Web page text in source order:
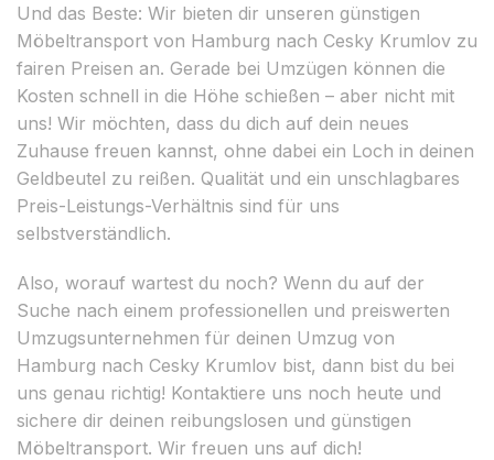
Und das Beste: Wir bieten dir unseren günstigen
Möbeltransport von Hamburg nach Cesky Krumlov zu
fairen Preisen an. Gerade bei Umzügen können die
Kosten schnell in die Höhe schießen – aber nicht mit
uns! Wir möchten, dass du dich auf dein neues
Zuhause freuen kannst, ohne dabei ein Loch in deinen
Geldbeutel zu reißen. Qualität und ein unschlagbares
Preis-Leistungs-Verhältnis sind für uns
selbstverständlich.
Also, worauf wartest du noch? Wenn du auf der
Suche nach einem professionellen und preiswerten
Umzugsunternehmen für deinen Umzug von
Hamburg nach Cesky Krumlov bist, dann bist du bei
uns genau richtig! Kontaktiere uns noch heute und
sichere dir deinen reibungslosen und günstigen
Möbeltransport. Wir freuen uns auf dich!